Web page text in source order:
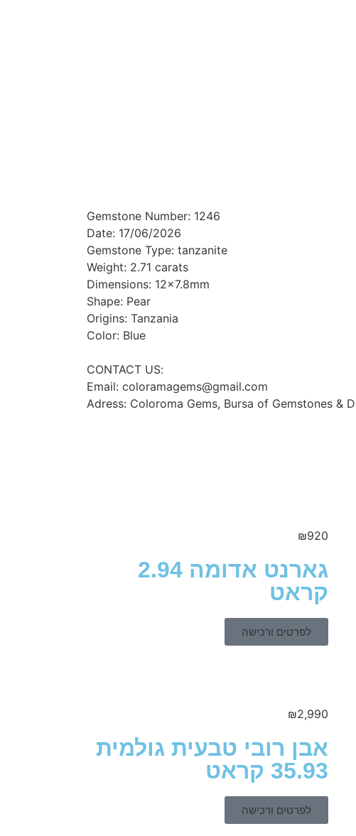
Gemstone Number: 1246
Date: 17/06/2026
Gemstone Type: tanzanite
Weight: 2.71 carats
Dimensions: 12x7.8mm
Shape: Pear
Origins: Tanzania
Color: Blue
:CONTACT US
Email: coloramagems@gmail.com
Adress: Coloroma Gems, Bursa of Gemstones &
₪920
גארנט אדומה 2.94
קראט
לפרטים ורכישה
₪2,990
אבן רובי טבעית גולמית
35.93 קראט
לפרטים ורכישה